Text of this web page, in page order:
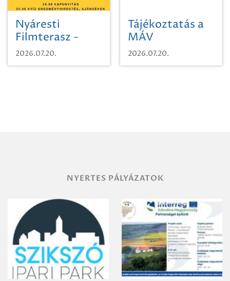
Nyáresti
Filmterasz -
Beugró a
Paradicsomba
2026.07.20.
Tájékoztatás a
MÁV
Pályaműködtetési
Zrt. Területi
2026.07.20.
NYERTES PÁLYÁZATOK